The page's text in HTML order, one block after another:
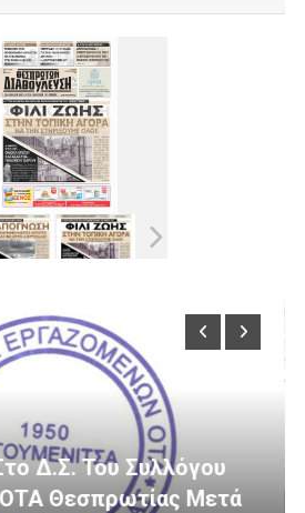
Τελευταία Νέα
3 Εκατομμύρια Ευρώ Για